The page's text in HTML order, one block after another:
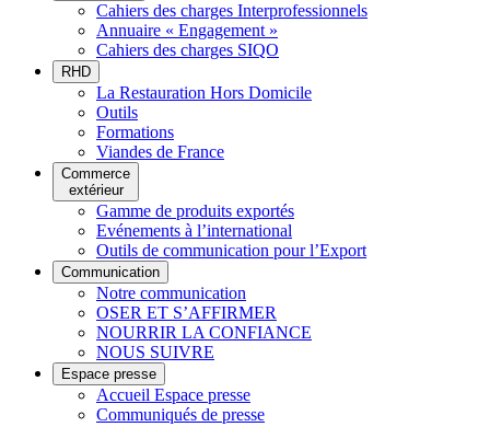
Cahiers des charges Interprofessionnels
Annuaire « Engagement »
Cahiers des charges SIQO
RHD
La Restauration Hors Domicile
Outils
Formations
Viandes de France
Commerce
extérieur
Gamme de produits exportés
Evénements à l’international
Outils de communication pour l’Export
Communication
Notre communication
OSER ET S’AFFIRMER
NOURRIR LA CONFIANCE
NOUS SUIVRE
Espace presse
Accueil Espace presse
Communiqués de presse